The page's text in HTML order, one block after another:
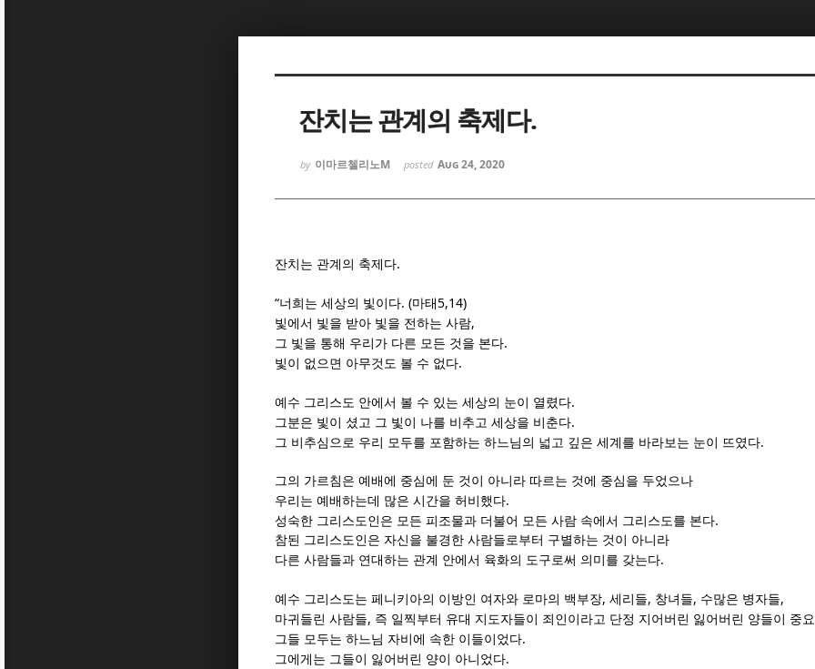
잔치는 관계의 축제다.
by 이마르첼리노M posted Aug 24, 2020
잔치는 관계의 축제다.
“너희는 세상의 빛이다. (마태 5,14)
빛에서 빛을 받아 빛을 전하는 사람,
그 빛을 통해 우리가 다른 모든 것을 본다.
빛이 없으면 아무것도 볼 수 없다.
예수 그리스도 안에서 볼 수 있는 세상의 눈이 열렸다.
그분은 빛이 셨고 그 빛이 나를 비추고 세상을 비춘다.
그 비추심으로 우리 모두를 포함하는 하느님의 넓고 깊은 세계를 바라보는 눈이 뜨였다.
그의 가르침은 예배에 중심에 둔 것이 아니라 따르는 것에 중심을 두었으나
우리는 예배하는데 많은 시간을 허비했다.
성숙한 그리스도인은 모든 피조물과 더불어 모든 사람 속에서 그리스도를 본다.
참된 그리스도인은 자신을 불경한 사람들로부터 구별하는 것이 아니라
다른 사람들과 연대하는 관계 안에서 육화의 도구로써 의미를 갖는다.
예수 그리스도는 페니키아의 이방인 여자와 로마의 백부장, 세리들, 창녀들, 수많은 병자들,
마귀들린 사람들, 즉 일찍부터 유대 지도자들이 죄인이라고 단정 지어버린 잃어버린 양들이 중
그들 모두는 하느님 자비에 속한 이들이었다.
그에게는 그들이 잃어버린 양이 아니었다.
Sketchbook5, 스케치북5
Sketchbook5, 스케치북5